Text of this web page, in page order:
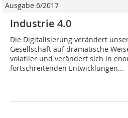
Ausgabe 6/2017
Industrie 4.0
Die Digitalisierung verändert
Gesellschaft auf dramatische
volatiler und verändert sich in
fortschreitenden Entwicklungen...